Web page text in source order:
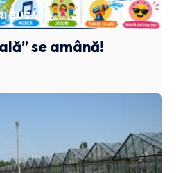
BUZAU
se amână!